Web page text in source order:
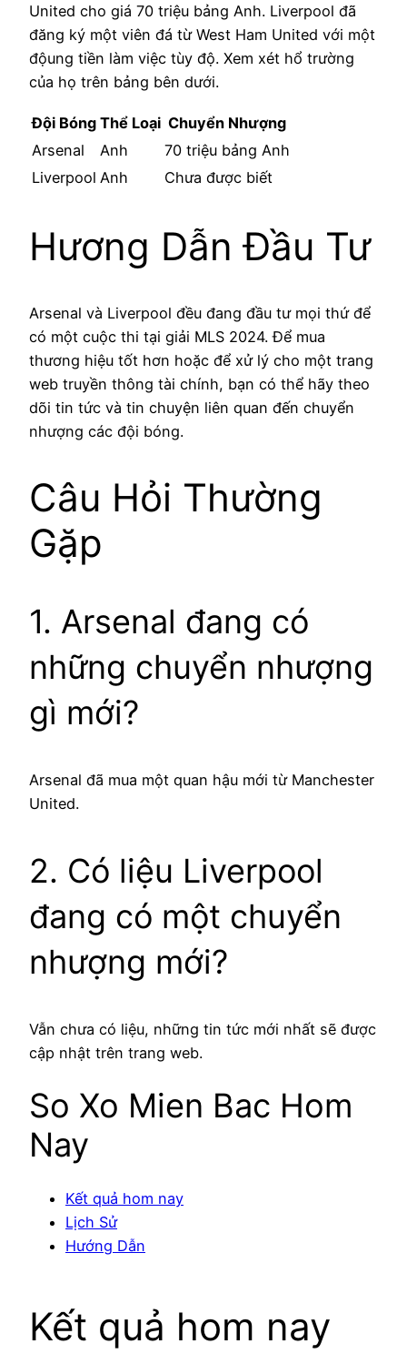
United cho giá 70 triệu bảng Anh. Liverpool đã
đăng ký một viên đá từ West Ham United với một
độung tiền làm việc tùy độ. Xem xét hổ trường
của họ trên bảng bên dưới.
Đội Bóng Thể Loại Chuyển Nhượng
Arsenal
Anh
70 triệu bảng Anh
Liverpool Anh Chưa được biết
Hương Dẫn Đầu Tư
Arsenal và Liverpool đều đang đầu tư mọi thứ để
có một cuộc thi tại giải MLS 2024. Để mua
thương hiệu tốt hơn hoặc để xử lý cho một trang
web truyền thông tài chính, bạn có thể hãy theo
dõi tin tức và tin chuyện liên quan đến chuyển
nhượng các đội bóng.
Câu Hỏi Thường
Gặp
1. Arsenal đang có
những chuyển nhượng
gì mới?
Arsenal đã mua một quan hậu mới từ Manchester
United.
2. Có liệu Liverpool
đang có một chuyển
nhượng mới?
Vẫn chưa có liệu, những tin tức mới nhất sẽ được
cập nhật trên trang web.
So Xo Mien Bac Hom
Nay
Kết quả hom nay
Lịch Sử
Hướng Dẫn
Kết quả hom nay